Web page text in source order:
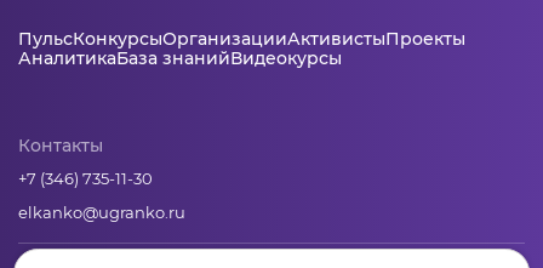
ПульсКонкурсыОрганизацииАктивистыПроекты
АналитикаБаза знанийВидеокурсы
Контакты
+7 (346) 735-11-30
elkanko@ugranko.ru